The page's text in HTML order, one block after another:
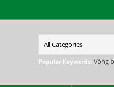
Popular Keywords: Vòng